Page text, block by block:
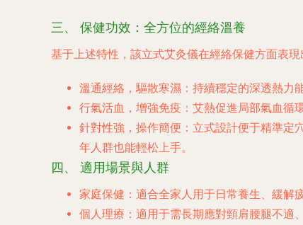
三、 保健功效：全方位的經絡溫養
基于上述特性，該立式艾灸儀在經絡保健方面表現
溫通經絡，驅散寒濕 ：持續穩定的深透熱力
行氣活血，增強免疫 ：艾熱促進局部氣血循
針對性強，操作簡便 ：立式設計便于精準
年人群也能輕松上手。
四、 適用場景與人群
家庭保健 ：適合全家人用于日常養生、緩解
個人理療 ：適用于需長期應對頸肩腰腿不適